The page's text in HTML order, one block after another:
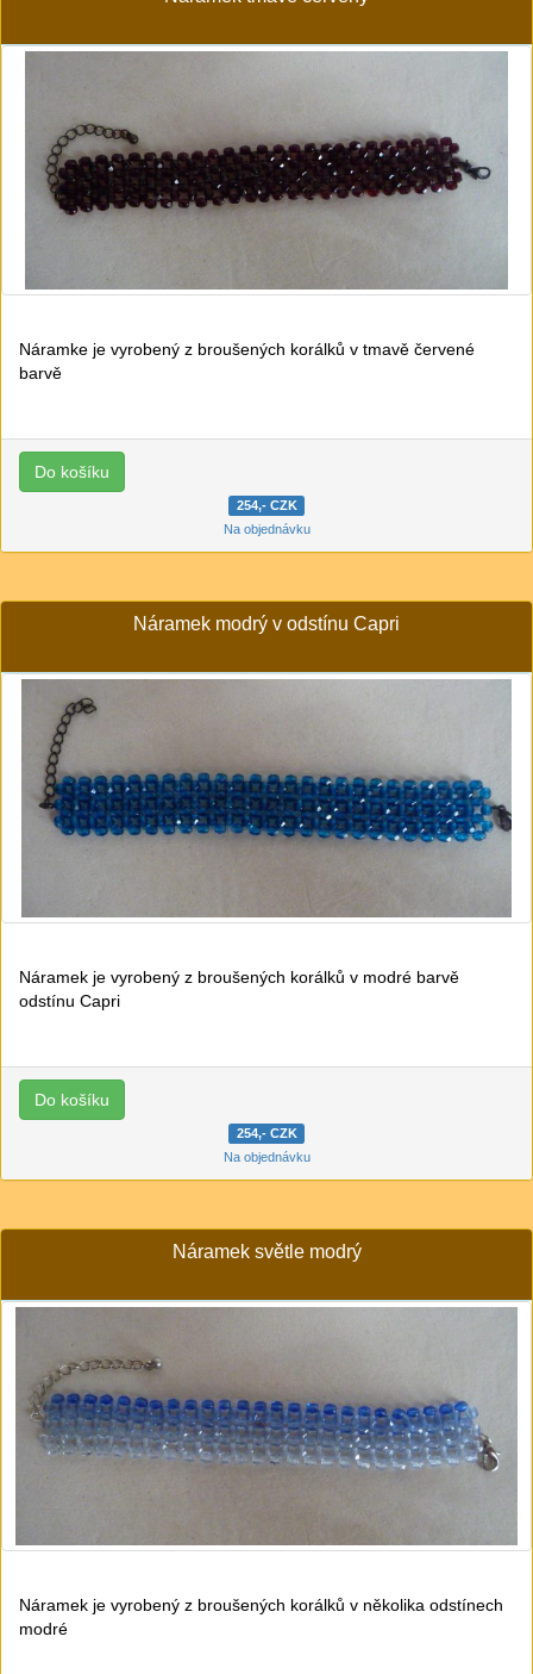
Náramke je vyrobený z broušených korálků v tmavě červené
barvě
254,- CZK
Na objednávku
Náramek modrý v odstínu Capri
Náramek je vyrobený z broušených korálků v modré barvě
odstínu Capri
254,- CZK
Na objednávku
Náramek světle modrý
Náramek je vyrobený z broušených korálků v několika odstínech
modré